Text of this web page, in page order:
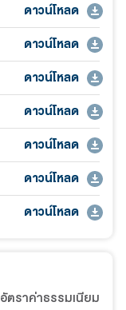
ดาวน์โหลด
ดาวน์โหลด
ดาวน์โหลด
ดาวน์โหลด
ดาวน์โหลด
ดาวน์โหลด
ดาวน์โหลด
อัตราค่าธรรมเนียม